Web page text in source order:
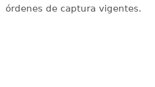
órdenes de captura vigentes.